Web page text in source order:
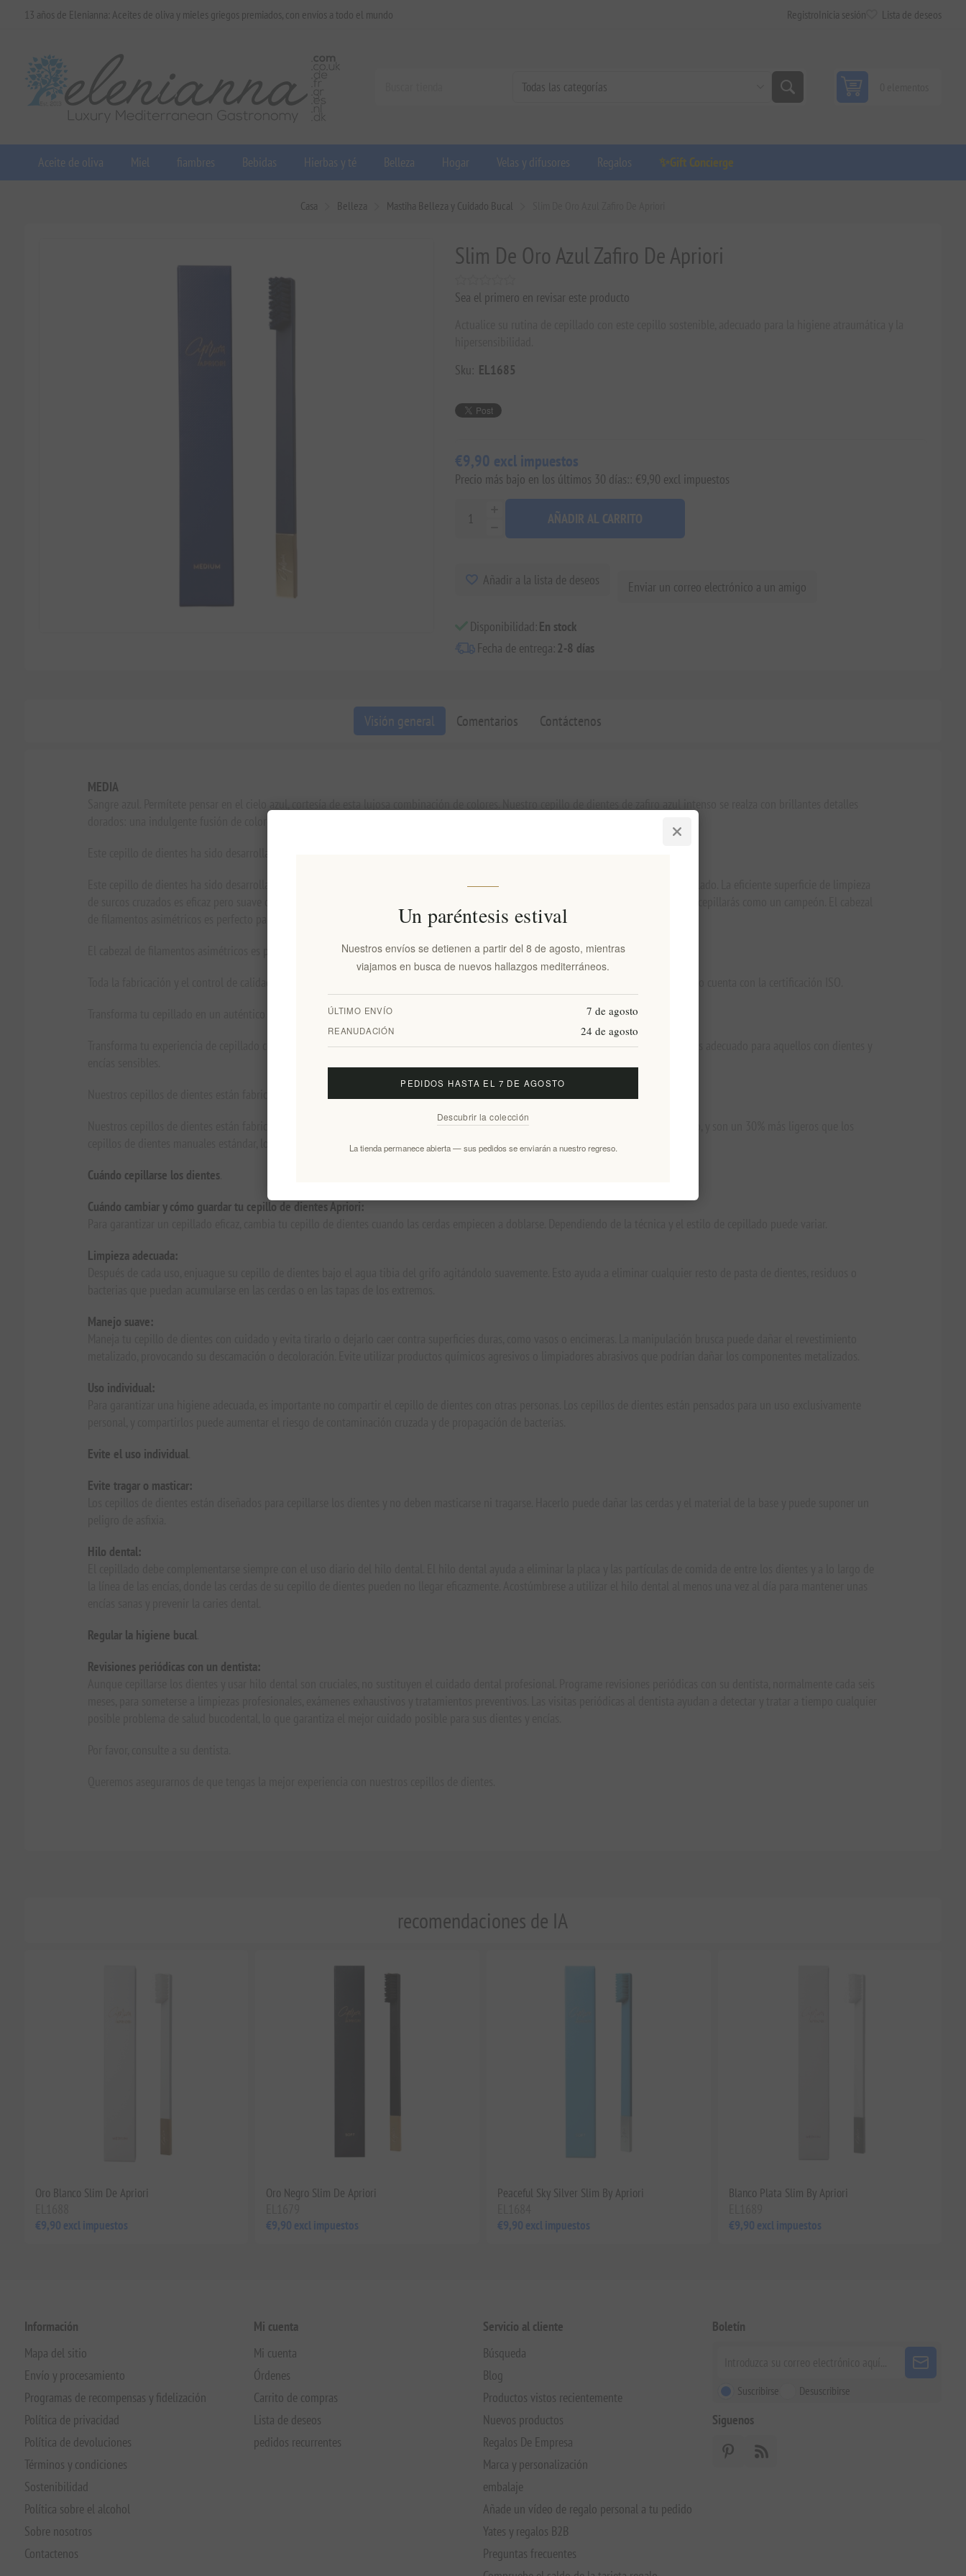
13 años de Elenianna: Aceites de oliva y mieles griegos premiados, con envíos a todo el mundo Registro Inicia sesión Lista de deseos
Aceite de oliva Miel fiambres Bebidas Hierbas y té Belleza Hogar Velas y difusores Regalos ✨Gift Concierge
Casa Belleza Mastiha Belleza y Cuidado Bucal
Slim De Oro Azul Zafiro De Apriori
Sea el primero en revisar este producto
Sku: EL1685
€9,90 excl impuestos
Precio más bajo en los últimos 30 días:: €9,90 excl impuestos
AÑADIR AL CARRITO
Añadir a la lista de deseos Enviar un correo electrónico a un amigo
Disponibilidad:En stock
Fecha de entrega:2-8 días
Visión general Comentarios Contáctenos
MEDIA
Este cepillo de dientes ha sido desarrollado en estrecha colaboración con especialistas dentales para ofrecer la mejor experiencia de cepillado. La eficiente superficie de limpieza
de filamentos asimétricos es perfecto para limpiar y pulir la superficie de los dientes.
El cabezal de filamentos asimétricos es perfecto para limpiar y pulir la superficie de los dientes.
Transforma tu experiencia de cepillado con este cepillo de dientes altamente eficiente y respetuoso con el medio ambiente que también es adecuado para aquellos con dientes y
Nuestros cepillos de dientes están fabricados con compuestos sostenibles de origen vegetal e innovadores filamentos de origen biológico, y son un 30% más ligeros que los
cepillos de dientes manuales estándar, lo que ayuda a reducir los residuos
Cuándo cepillarse los dientes.
Cuándo cambiar y cómo guardar tu cepillo de dientes Apriori:
Limpieza adecuada:
Manejo suave:
Uso individual:
Evite el uso individual.
Evite tragar o masticar:
Hilo dental:
Regular la higiene bucal.
Revisiones periódicas con un dentista:
recomendaciones de IA
Oro Blanco Slim De Apriori
€9,90 excl impuestos
Oro Negro Slim De Apriori
€9,90 excl impuestos
Peaceful Sky Silver Slim By Apriori
€9,90 excl impuestos
Blanco Plata Slim By Apriori
€9,90 excl impuestos
Información
Mapa del sitio
Envío y procesamiento
Programas de recompensas y fidelización
Política de privacidad
Política de devoluciones
Términos y condiciones
Sostenibilidad
Política sobre el alcohol
Sobre nosotros
Contactenos
Mi cuenta
Mi cuenta
Órdenes
Carrito de compras
Lista de deseos
pedidos recurrentes
Servicio al cliente
Búsqueda
Blog
Productos vistos recientemente
Nuevos productos
Regalos De Empresa
Marca y personalización
embalaje
Añade un vídeo de regalo personal a tu pedido
Yates y regalos B2B
Preguntas frecuentes
Boletín
Suscribirse Desuscribirse
Siguenos
Un paréntesis estival
Nuestros envíos se detienen a partir del 8 de agosto, mientras
viajamos en busca de nuevos hallazgos mediterráneos.
ÚLTIMO ENVÍO 7 de agosto
REANUDACIÓN 24 de agosto
PEDIDOS HASTA EL 7 DE AGOSTO
Descubrir la colección
La tienda permanece abierta — sus pedidos se enviarán a nuestro regreso.